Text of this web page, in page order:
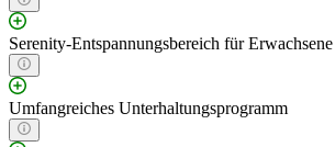
Serenity-Entspannungsbereich für Erwachsene
Umfangreiches Unterhaltungsprogramm